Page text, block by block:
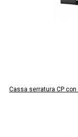
Cassa serratura CP